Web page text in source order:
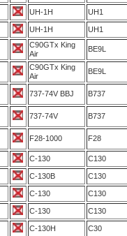
UH-1H UH1
UH-1H UH1
C90GTx King
Air
BE9L
C90GTx King
Air
BE9L
737-74V BBJ B737
737-74V B737
F28-1000 F28
C-130 C130
C-130B C130
C-130 C130
C-130 C130
C-130H C30